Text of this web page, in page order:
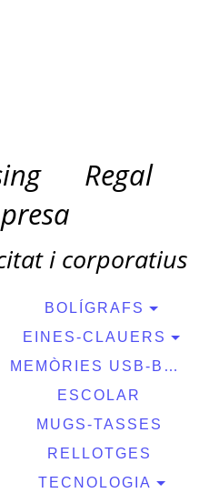
Regal
i corporatius
BOLÍGRAFS
EINES-CLAUERS
MEMÒRIES USB-BATERIES EXTERNES
ESCOLAR
MUGS-TASSES
RELLOTGES
TECNOLOGIA